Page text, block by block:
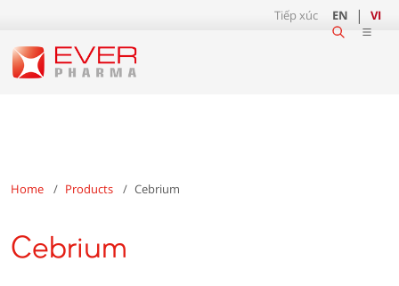
Tiếp xúc EN VI
Home Products Cebrium
Cebrium